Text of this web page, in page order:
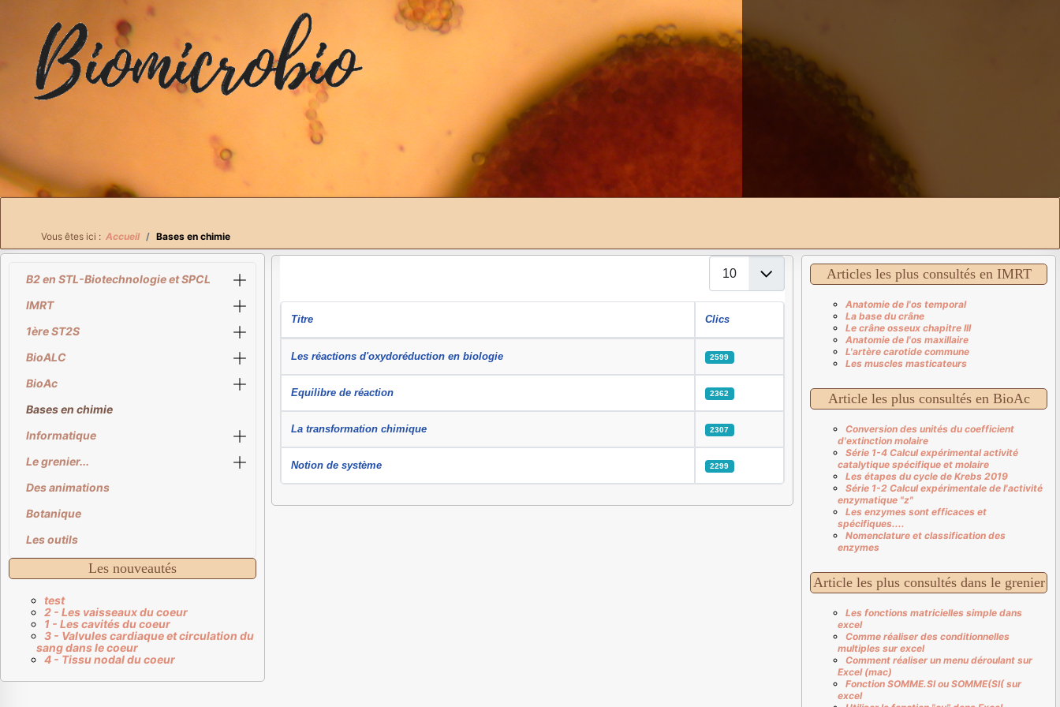
Vous êtes ici : Accueil Bases en chimie
B2 en STL-Biotechnologie et SPCL
IMRT
1ère ST2S
BioALC
BioAc
Bases en chimie
Informatique
Le grenier...
Des animations
Botanique
Les outils
Les nouveautés
test
2 - Les vaisseaux du coeur
1 - Les cavités du coeur
3 - Valvules cardiaque et circulation du
sang dans le coeur
4 - Tissu nodal du coeur
Affichage #
Titre Clics
Les réactions d'oxydoréduction en biologie 2599
Equilibre de réaction 2362
La transformation chimique 2307
Notion de système 2299
Articles les plus consultés en IMRT
Anatomie de l'os temporal
La base du crâne
Le crâne osseux chapitre III
Anatomie de l'os maxillaire
L'artère carotide commune
Les muscles masticateurs
Article les plus consultés en BioAc
Conversion des unités du coefficient
d'extinction molaire
Série 1-4 Calcul expérimental activité
catalytique spécifique et molaire
Les étapes du cycle de Krebs 2019
Série 1-2 Calcul expérimentale de l'activité
enzymatique "z"
Les enzymes sont efficaces et
spécifiques....
Nomenclature et classification des
enzymes
Article les plus consultés dans le grenier
Les fonctions matricielles simple dans
excel
Comme réaliser des conditionnelles
multiples sur excel
Comment réaliser un menu déroulant sur
Excel (mac)
Fonction SOMME.SI ou SOMME(SI( sur
excel